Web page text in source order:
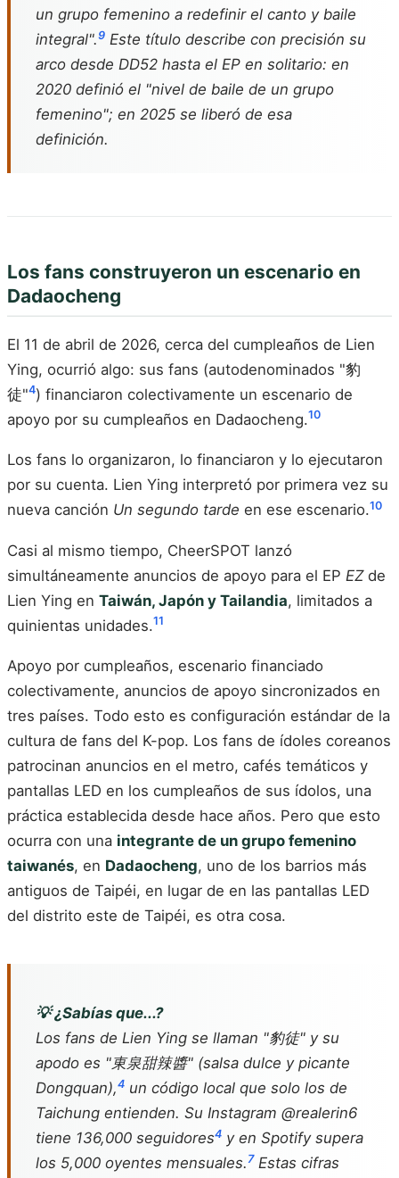
un grupo femenino a redefinir el canto y baile
integral".9 Este título describe con precisión su
arco desde DD52 hasta el EP en solitario: en
2020 definió el "nivel de baile de un grupo
femenino"; en 2025 se liberó de esa
definición.
Los fans construyeron un escenario en
Dadaocheng
El 11 de abril de 2026, cerca del cumpleaños de Lien
Ying, ocurrió algo: sus fans (autodenominados "豹
徒"4) financiaron colectivamente un escenario de
apoyo por su cumpleaños en Dadaocheng.10
Los fans lo organizaron, lo financiaron y lo ejecutaron
por su cuenta. Lien Ying interpretó por primera vez su
nueva canción Un segundo tarde en ese escenario.10
Casi al mismo tiempo, CheerSPOT lanzó
simultáneamente anuncios de apoyo para el EP EZde
Lien Ying en Taiwán, Japón y Tailandia, limitados a
quinientas unidades.11
Apoyo por cumpleaños, escenario financiado
colectivamente, anuncios de apoyo sincronizados en
tres países. Todo esto es configuración estándar de la
cultura de fans del K-pop. Los fans de ídoles coreanos
patrocinan anuncios en el metro, cafés temáticos y
pantallas LED en los cumpleaños de sus ídolos, una
práctica establecida desde hace años. Pero que esto
ocurra con una integrante de un grupo femenino
taiwanés, en Dadaocheng, uno de los barrios más
antiguos de Taipéi, en lugar de en las pantallas LED
del distrito este de Taipéi, es otra cosa.
💡 ¿Sabías que...?
Los fans de Lien Ying se llaman "豹徒" y su
apodo es "東泉甜辣醬" (salsa dulce y picante
Dongquan),4 un código local que solo los de
Taichung entienden. Su Instagram @realerin6
tiene 136,000 seguidores4 y en Spotify supera
los 5,000 oyentes mensuales. 7 Estas cifras